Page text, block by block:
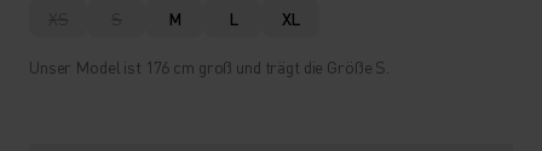
XS S M L XL
Unser Model ist 176 cm groß und trägt die Größe S.